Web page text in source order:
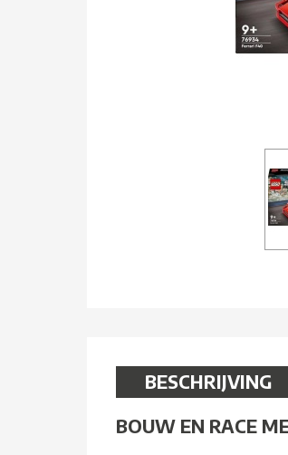
BESCHRIJVING
BOUW EN RACE